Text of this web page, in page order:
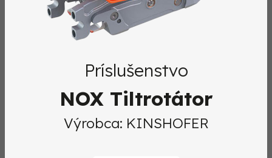
Príslušenstvo
NOX Tiltrotátor
Výrobca: KINSHOFER